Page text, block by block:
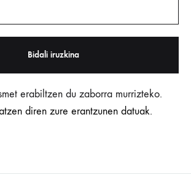
erabiltzen du zaborra murrizteko.
diren zure erantzunen datuak.